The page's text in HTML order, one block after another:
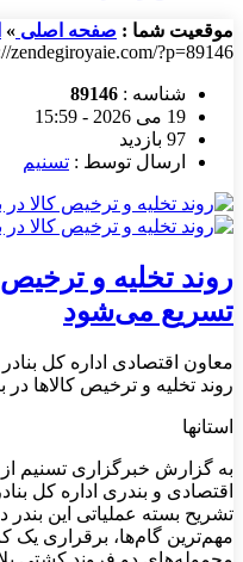
موقعیت شما : صفحه اصلی »
zendegiroyaie.com/?p=89146
شناسه : 89146
19 می 2026 - 15:59
97 بازدید
ارسال توسط : تسنیم
روند تخلیه‌ و
تسریع می‌شود
معاون اقتصادی اداره کل
روند تخلیه و ترخیص کالاها در
استانها
به گزارش خبرگزاری تسنیم از
اقتصادی و بندری اداره کل
تشریح بسته عملیاتی این
مهم‌ترین گام‌ها، برقراری یک